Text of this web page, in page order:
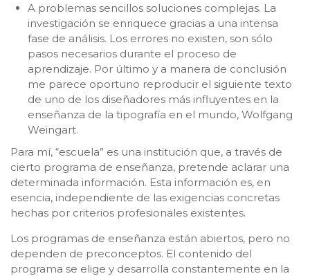
A problemas sencillos soluciones complejas. La
investigación se enriquece gracias a una intensa
fase de análisis. Los errores no existen, son sólo
pasos necesarios durante el proceso de
aprendizaje. Por último y a manera de conclusión
me parece oportuno reproducir el siguiente texto
de uno de los diseñadores más influyentes en la
enseñanza de la tipografía en el mundo, Wolfgang
Weingart.
Para mí, “escuela” es una institución que, a través de
cierto programa de enseñanza, pretende aclarar una
determinada información. Esta información es, en
esencia, independiente de las exigencias concretas
hechas por criterios profesionales existentes.
Los programas de enseñanza están abiertos, pero no
dependen de preconceptos. El contenido del
programa se elige y desarrolla constantemente en la